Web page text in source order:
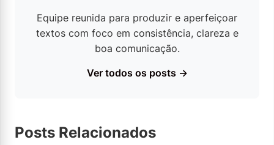
Equipe reunida para produzir e aperfeiçoar
textos com foco em consistência, clareza e
boa comunicação.
Ver todos os posts →
Posts Relacionados